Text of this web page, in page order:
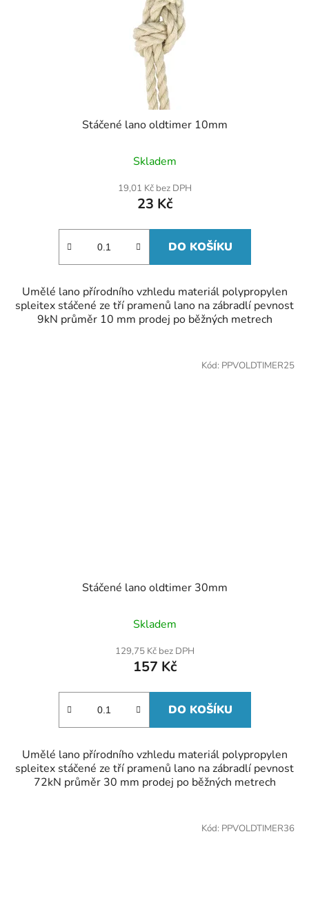
Stáčené lano oldtimer 10mm
Skladem
19,01 Kč bez DPH
23 Kč
DO KOŠÍKU
Umělé lano přírodního vzhledu materiál polypropylen
spleitex stáčené ze tří pramenů lano na zábradlí pevnost
9kN průměr 10 mm prodej po běžných metrech
Stáčené lano oldtimer 30mm
Skladem
129,75 Kč bez DPH
157 Kč
DO KOŠÍKU
Umělé lano přírodního vzhledu materiál polypropylen
spleitex stáčené ze tří pramenů lano na zábradlí pevnost
72kN průměr 30 mm prodej po běžných metrech
Kód: PPVOLDTIMER25
Kód: PPVOLDTIMER36